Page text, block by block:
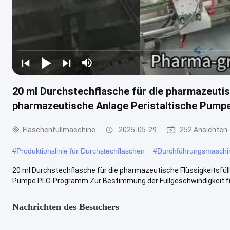
20 ml Durchstechflasche für die
pharmazeutische Anlage Peristaltische
Flaschenfüllmaschine 2025-05-29 252 Ansichten
#Produktionslinie für Durchstechflaschen #
20 ml Durchstechflasche für die pharmazeutische
Pumpe PLC-Programm Zur Bestimmung der Füllgeschwindigkeit
Nachrichten des Besuchers